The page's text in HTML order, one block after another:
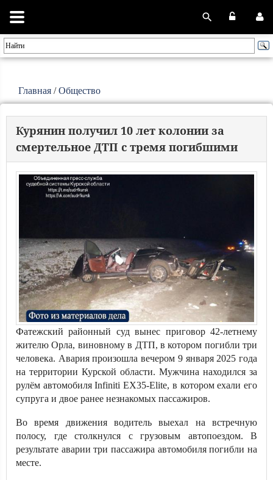
Главная /Общество
Курянин получил 10 лет колонии за
смертельное ДТП с тремя погибшими
Фатежский районный суд вынес приговор 42-летнему
жителю Орла, виновному в ДТП, в котором погибли три
человека. Авария произошла вечером 9 января 2025 года
на территории Курской области. Мужчина находился за
рулём автомобиля Infiniti EX35-Elite, в котором ехали его
супруга и двое ранее незнакомых пассажиров.
Во время движения водитель выехал на встречную
полосу, где столкнулся с грузовым автопоездом. В
результате аварии три пассажира автомобиля погибли на
месте.